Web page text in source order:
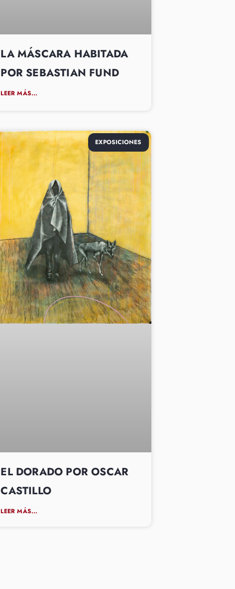
LA MÁSCARA HABITADA
POR SEBASTIAN FUND
LEER MÁS...
EXPOSICIONES
EL DORADO POR OSCAR
CASTILLO
LEER MÁS...